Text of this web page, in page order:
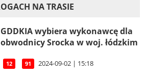
NA TRASIE
GDDKIA wybiera wykonawcę dla
obwodnicy Srocka w woj. łódzkim
12 91 2024-09-02 | 15:18